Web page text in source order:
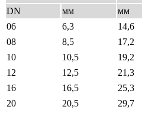
DN
мм мм
06
6,3 14,6
08
8,5 17,2
10
10,5 19,2
12
12,5 21,3
16
16,5 25,3
20
20,5 29,7